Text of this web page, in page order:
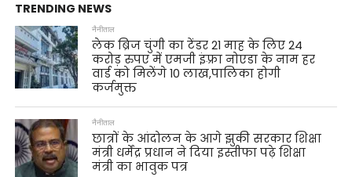
TRENDING NEWS
नैनीताल
लेक ब्रिज चुंगी का टेंडर 21 माह के लिए 24
करोड़ रुपए में एमजी इंफ़्रा नोएडा के नाम हर
वार्ड को मिलेंगे 10 लाख,पालिका होगी
कर्जमुक्त
नैनीताल
छात्रों के आंदोलन के आगे झुकी सरकार शिक्षा
मंत्री धर्मेंद्र प्रधान ने दिया इस्तीफा पढ़े शिक्षा
मंत्री का भावुक पत्र